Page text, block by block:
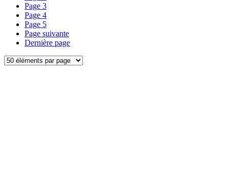
Page 3
Page 4
Page 5
Page suivante
Dernière page